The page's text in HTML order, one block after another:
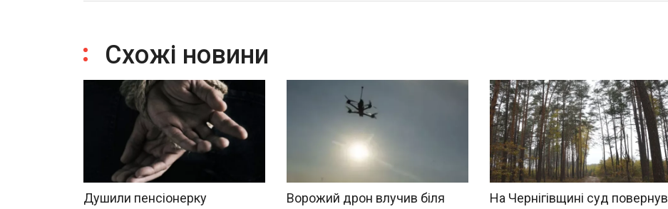
Схожі новини
Душили пенсіонерку
Ворожий дрон влучив біля
На Чернігівщині суд повернув